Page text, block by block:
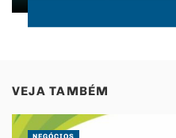
VEJA TAMBÉM
NEGÓCIOS